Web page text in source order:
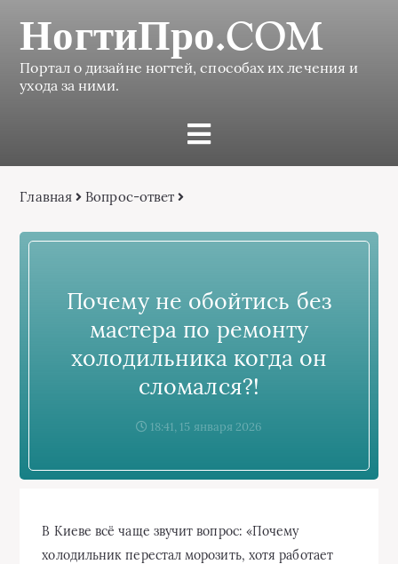
НогтиПро.COM
Портал о дизайне ногтей, способах их лечения и
ухода за ними.
Главная Вопрос-ответ
Почему не обойтись без
мастера по ремонту
холодильника когда он
сломался?!
18:41, 15 января 2026
В Киеве всё чаще звучит вопрос: «Почему
холодильник перестал морозить, хотя работает